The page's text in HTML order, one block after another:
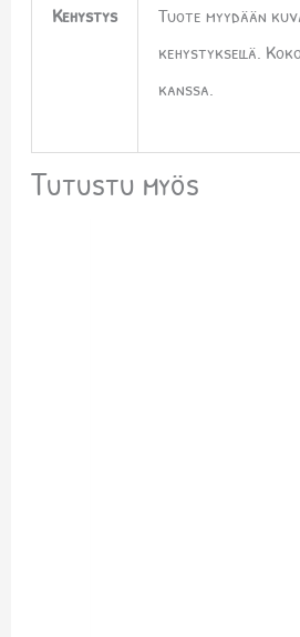
Kehystys
Tuote myydään
kehystyksellä.
kanssa.
Tutustu myös